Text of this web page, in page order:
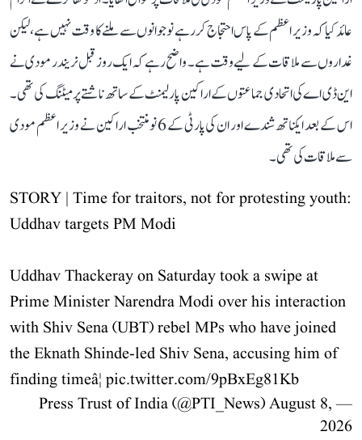
عائد کیا کہ وزیر اعظم کے پاس احتجاج کر رہے نوجوانوں سے ملنے کا وقت نہیں ہے، لیکن
غداروں سے ملاقات کے لیے وقت ہے۔ واضح رہے کہ ایک روز قبل نریندر مودی نے
این ڈی اے کی اتحادی جماعتوں کے اراکین پارلیمنٹ کے ساتھ ناشتے پر میٹنگ کی تھی۔
اس کے بعد ایکناتھ شندے اور ان کی پارٹی کے 6 نومنتخب اراکین نے وزیر اعظم مودی
سے ملاقات کی تھی۔
STORY | Time for traitors, not for protesting youth:
Uddhav targets PM Modi
Uddhav Thackeray on Saturday took a swipe at
Prime Minister Narendra Modi over his interaction
with Shiv Sena (UBT) rebel MPs who have joined
the Eknath Shinde-led Shiv Sena, accusing him of
finding timeâ¦ pic.twitter.com/9pBxEg81Kb
— Press Trust of India (@PTI_News)
August 8,
2026